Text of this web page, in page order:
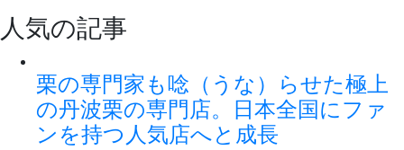
人気の記事
栗の専門家も唸（うな）らせた極上
の丹波栗の専門店。日本全国にファ
ンを持つ人気店へと成長